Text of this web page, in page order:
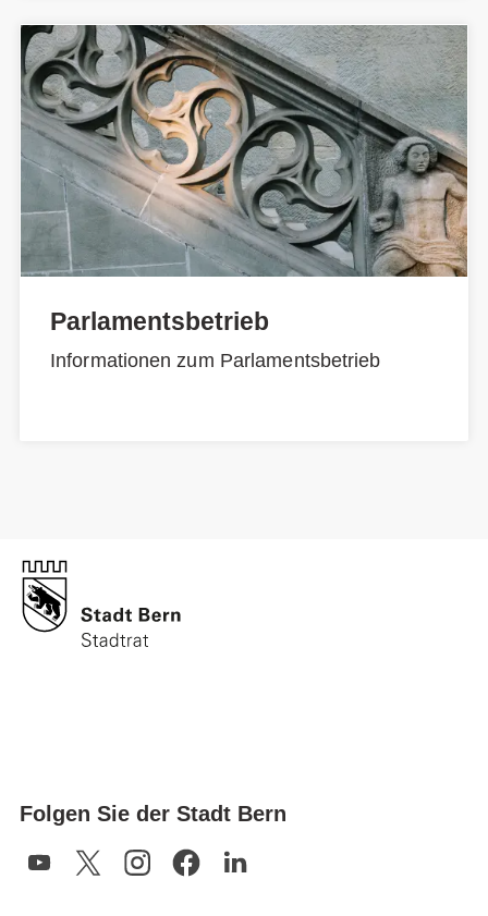
Parlamentsbetrieb
Informationen zum Parlamentsbetrieb
Folgen Sie der Stadt Bern